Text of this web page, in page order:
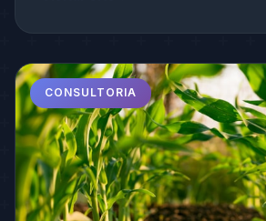
CONSULTORIA